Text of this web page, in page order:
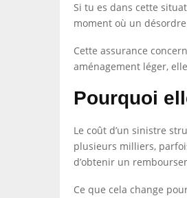
Si tu es dans cette
moment où un
Cette assurance
aménagement léger,
Pourquoi
Le coût d’un sinistre
plusieurs milliers,
d’obtenir un
Ce que cela change